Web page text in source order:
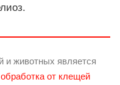
животных является
обработка от клещей